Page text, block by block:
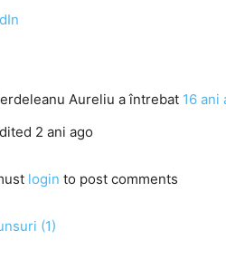
Aureliu a întrebat 16 ani
2 ani ago
login to post comments
(1)